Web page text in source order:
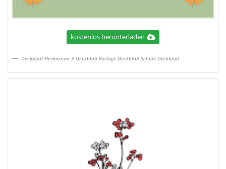
kostenlos herunterladen
Deckblatt Herbarium 3 Deckblatt Vorlage Deckblatt Schule Deckblatt